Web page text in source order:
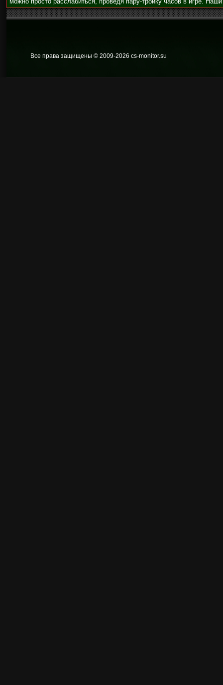
Все права защищены © 2009-2026 cs-monitor.su